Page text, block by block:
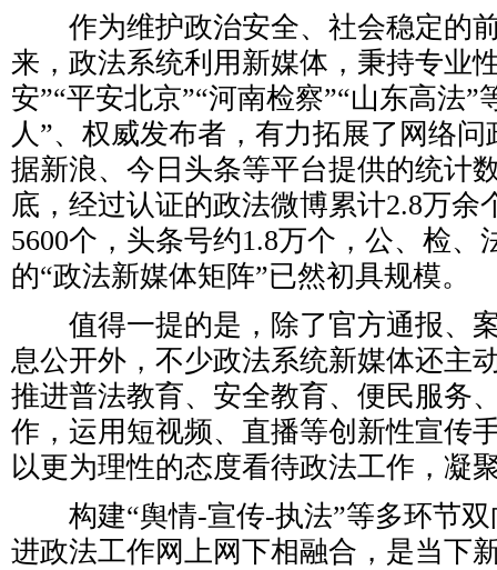
作为维护政治安全、社会稳定的
来，政法系统利用新媒体，秉持专业
安”“平安北京”“河南检察”“山东高法”
人”、权威发布者，有力拓展了网络
据新浪、今日头条等平台提供的统计
底，经过认证的政法微博累计2.8万余
5600个，头条号约1.8万个，公、检、
的“政法新媒体矩阵”已然初具规模。
值得一提的是，除了官方通报、
息公开外，不少政法系统新媒体还主
推进普法教育、安全教育、便民服务
作，运用短视频、直播等创新性宣传
以更为理性的态度看待政法工作，凝
构建“舆情-宣传-执法”等多环节双
进政法工作网上网下相融合，是当下